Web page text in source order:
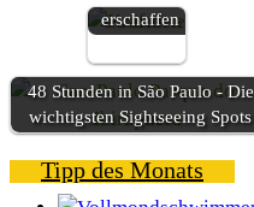
erschaffen
48 Stunden in São Paulo - Die
wichtigsten Sightseeing Spots
Tipp des Monats